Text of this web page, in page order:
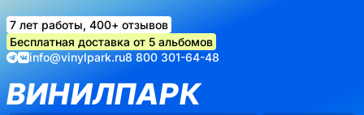
7 лет работы, 400+ отзывов
Бесплатная доставка от 5 альбомов
info@vinylpark.ru8 800 301-64-48
ВИНИЛПАРК